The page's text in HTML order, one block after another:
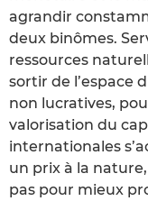
agrandir
deux binômes.
ressources
sortir de l’espace
non lucratives,
valorisation du
internationales
un prix à la
pas pour mieux